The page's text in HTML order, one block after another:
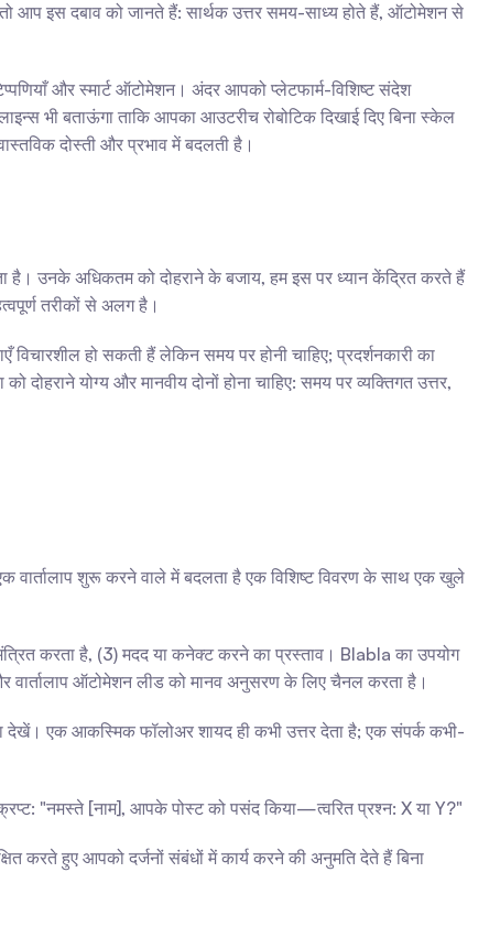
इस दबाव को जानते हैं: सार्थक उत्तर समय-साध्य होते हैं, ऑटोमेशन से
और स्मार्ट ऑटोमेशन। अंदर आपको प्लेटफार्म-विशिष्ट संदेश
भी बताऊंगा ताकि आपका आउटरीच रोबोटिक दिखाई दिए बिना स्केल
दोस्ती और प्रभाव में बदलती है।
है। उनके अधिकतम को दोहराने के बजाय, हम इस पर ध्यान केंद्रित करते हैं
तरीकों से अलग है।
हो सकती हैं लेकिन समय पर होनी चाहिए; प्रदर्शनकारी का
योग्य और मानवीय दोनों होना चाहिए: समय पर व्यक्तिगत उत्तर,
शुरू करने वाले में बदलता है एक विशिष्ट विवरण के साथ एक खुले
करता है, (3) मदद या कनेक्ट करने का प्रस्ताव। Blabla का उपयोग
वार्तालाप ऑटोमेशन लीड को मानव अनुसरण के लिए चैनल करता है।
देखें। एक आकस्मिक फॉलोअर शायद ही कभी उत्तर देता है; एक संपर्क कभी-
"नमस्ते [नाम], आपके पोस्ट को पसंद किया—त्वरित प्रश्न: X या Y?"
करते हुए आपको दर्जनों संबंधों में कार्य करने की अनुमति देते हैं बिना